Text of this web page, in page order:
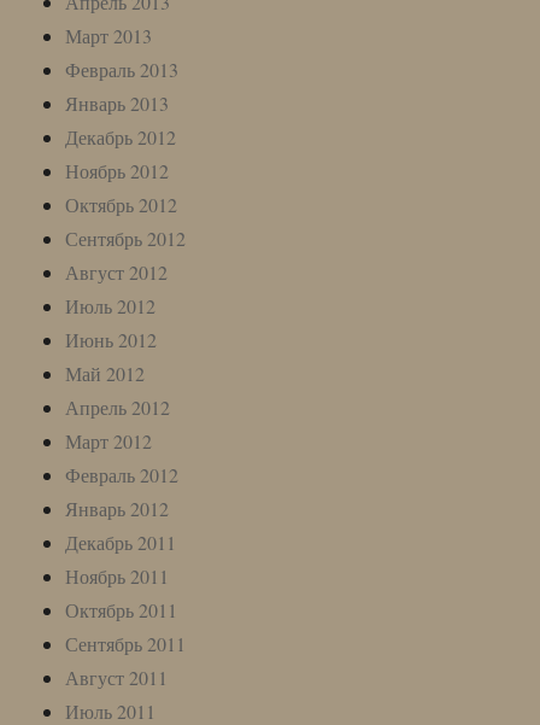
Март 2013
Февраль 2013
Январь 2013
Декабрь 2012
Ноябрь 2012
Октябрь 2012
Сентябрь 2012
Август 2012
Июль 2012
Июнь 2012
Май 2012
Апрель 2012
Март 2012
Февраль 2012
Январь 2012
Декабрь 2011
Ноябрь 2011
Октябрь 2011
Сентябрь 2011
Август 2011
Июль 2011